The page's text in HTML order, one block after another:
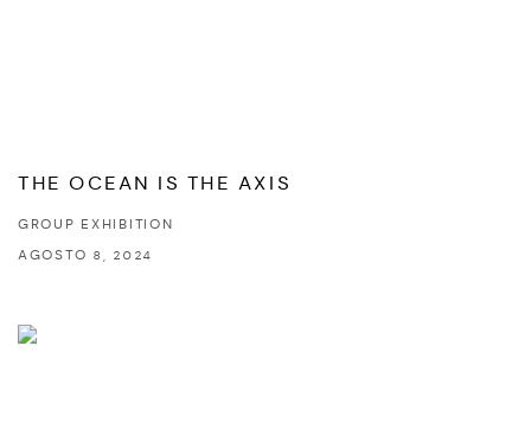
THE OCEAN IS THE AXIS
GROUP EXHIBITION
AGOSTO 8, 2024